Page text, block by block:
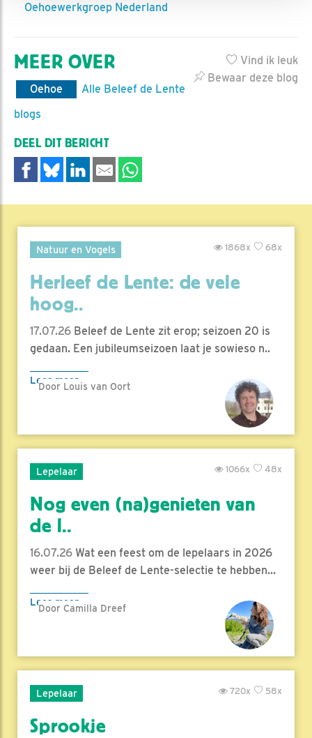
Oehoewerkgroep Nederland
Vind ik leuk
Bewaar deze blog
MEER OVER
Oehoe
Alle Beleef de Lente
blogs
DEEL DIT BERICHT
Natuur en Vogels 68x
1868x
Herleef de Lente: de vele
hoog..
17.07.26 Beleef de Lente zit erop; seizoen 20 is
gedaan. Een jubileumseizoen laat je sowieso n..
Lees meer
Door Louis van Oort
Lepelaar 48x
1066x
Nog even (na)genieten van
de l..
16.07.26 Wat een feest om de lepelaars in 2026
weer bij de Beleef de Lente-selectie te hebben...
Lees meer
Door Camilla Dreef
Lepelaar 58x
720x
Sprookje